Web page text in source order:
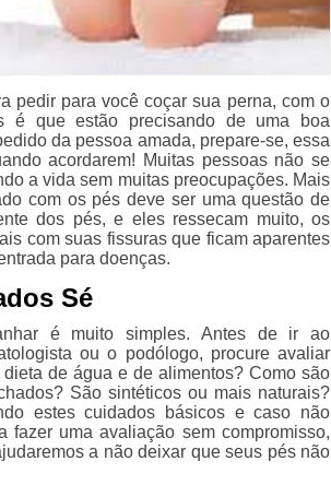
pedir para você coçar sua perna, com o
é que estão precisando de uma boa
da pessoa amada, prepare-se, essa
acordarem! Muitas pessoas não se
a vida sem muitas preocupações. Mais
com os pés deve ser uma questão de
dos pés, e eles ressecam muito, os
com suas fissuras que ficam aparentes
para doenças.
Sé
é muito simples. Antes de ir ao
ou o podólogo, procure avaliar
de água e de alimentos? Como são
São sintéticos ou mais naturais?
estes cuidados básicos e caso não
uma avaliação sem compromisso,
a não deixar que seus pés não